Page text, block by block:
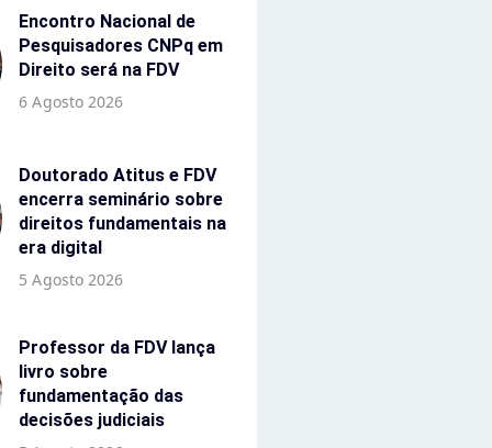
Encontro Nacional de
Pesquisadores CNPq em
Direito será na FDV
6 Agosto 2026
Doutorado Atitus e FDV
encerra seminário sobre
direitos fundamentais na
era digital
5 Agosto 2026
Professor da FDV lança
livro sobre
fundamentação das
decisões judiciais